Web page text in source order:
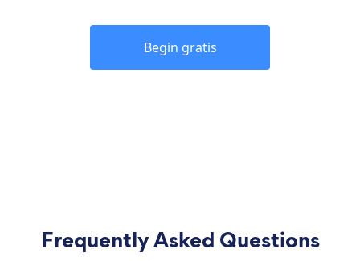
Begin gratis
Frequently Asked Questions